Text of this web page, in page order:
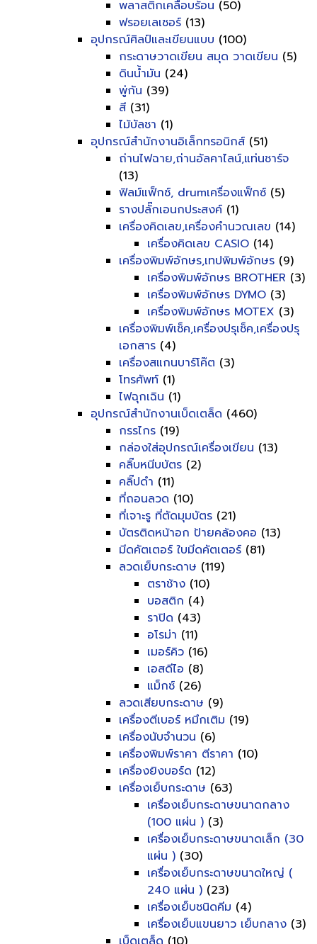
พลาสติกเคลือบร้อน (50)
ฟรอยเลเซอร์ (13)
อุปกรณ์ศิลป์และเขียนแบบ (100)
กระดาษวาดเขียน สมุด วาดเขียน (5)
ดินน้ำมัน (24)
พู่กัน (39)
สี (31)
ไม้บัลชา (1)
อุปกรณ์สำนักงานอิเล็กทรอนิกส์ (51)
ถ่านไฟฉาย,ถ่านอัลคาไลน์,แท่นชาร์จ
(13)
ฟิลม์แฟ็กซ์, drumเครื่องแฟ็กซ์ (5)
รางปลั๊กเอนกประสงค์ (1)
เครื่องคิดเลข,เครื่องคำนวณเลข (14)
เครื่องคิดเลข CASIO (14)
เครื่องพิมพ์อักษร,เทปพิมพ์อักษร (9)
เครื่องพิมพ์อักษร BROTHER (3)
เครื่องพิมพ์อักษร DYMO (3)
เครื่องพิมพ์อักษร MOTEX (3)
เครื่องพิมพ์เช็ค,เครื่องปรุเช็ค,เครื่องปรุ
เอกสาร (4)
เครื่องสแกนบาร์โค๊ต (3)
โทรศัพท์ (1)
ไฟฉุกเฉิน (1)
อุปกรณ์สำนักงานเบ็ดเตล็ด (460)
กรรไกร (19)
กล่องใส่อุปกรณ์เครื่องเขียน (13)
คลิ๊บหนีบบัตร (2)
คลิ๊ปดำ (11)
ที่ถอนลวด (10)
ที่เจาะรู ที่ตัดมุมบัตร (21)
บัตรติดหน้าอก ป้ายคล้องคอ (13)
มีดคัตเตอร์ ใบมีดคัตเตอร์ (81)
ลวดเย็บกระดาษ (119)
ตราช้าง (10)
บอสติก (4)
ราปิด (43)
อโรม่า (11)
เมอร์คิว (16)
เอสดีไอ (8)
แม็กซ์ (26)
ลวดเสียบกระดาษ (9)
เครื่องตีเบอร์ หมึกเติม (19)
เครื่องนับจำนวน (6)
เครื่องพิมพ์ราคา ตีราคา (10)
เครื่องยิงบอร์ด (12)
เครื่องเย็บกระดาษ (63)
เครื่องเย็บกระดาษขนาดกลาง
(100 แผ่น ) (3)
เครื่องเย็บกระดาษขนาดเล็ก (30
แผ่น ) (30)
เครื่องเย็บกระดาษขนาดใหญ่ (
240 แผ่น ) (23)
เครื่องเย็บชนิดคีม (4)
เครื่องเย็บแขนยาว เย็บกลาง (3)